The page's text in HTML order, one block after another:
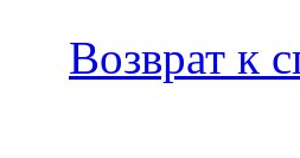
Возврат к